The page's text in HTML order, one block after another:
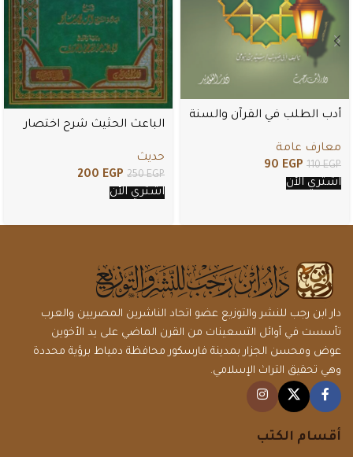
أدب الطلب في القرآن والسنة
معارف عامة
110EGP
90 EGP
اشتري الأن
الباعث الحثيث شرح اختصار
حديث
250EGP
200 EGP
اشتري الأن
دار ابن رجب للنشر والتوزيع عضو اتحاد الناشرين المصريين والعرب
تأسست في أوائل التسعينات من القرن الماضي على يد الأخوين
عوض ومحسن الجزار بمدينة فارسكور محافظة دمياط برؤية محددة
وهي تحقيق التراث الإسلامي.
أقسام الكتب